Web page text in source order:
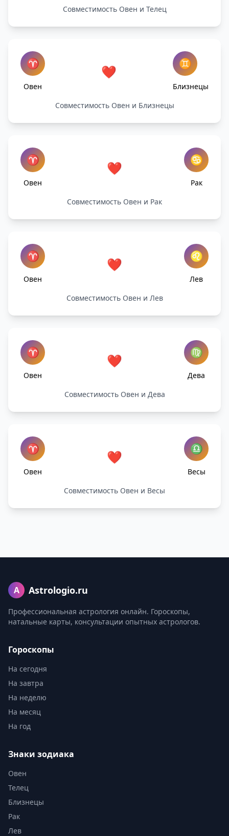
Совместимость Овен и Телец
♈
Овен
❤️ ♊
Близнецы
Совместимость Овен и Близнецы
♈
Овен
❤️ ♋
Рак
Совместимость Овен и Рак
♈
Овен
❤️ ♌
Лев
Совместимость Овен и Лев
♈
Овен
❤️ ♍
Дева
Совместимость Овен и Дева
♈
Овен
❤️ ♎
Весы
Совместимость Овен и Весы
A Astrologio.ru
Профессиональная астрология онлайн. Гороскопы,
натальные карты, консультации опытных астрологов.
Гороскопы
На сегодня
На завтра
На неделю
На месяц
На год
Знаки зодиака
Овен
Телец
Близнецы
Рак
Лев